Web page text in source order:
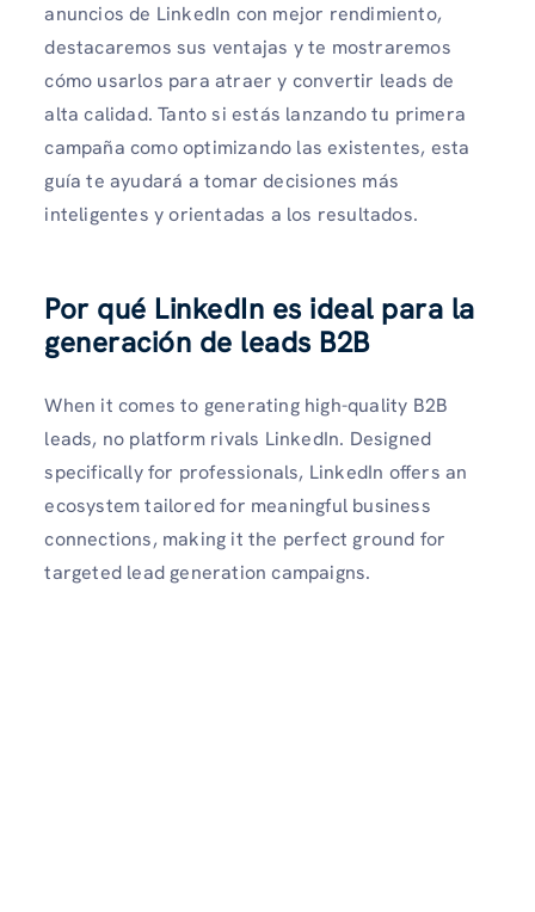
anuncios de LinkedIn con mejor rendimiento,
destacaremos sus ventajas y te mostraremos
cómo usarlos para atraer y convertir leads de
alta calidad. Tanto si estás lanzando tu primera
campaña como optimizando las existentes, esta
guía te ayudará a tomar decisiones más
inteligentes y orientadas a los resultados.
Por qué LinkedIn es ideal para la
generación de leads B2B
When it comes to generating high-quality B2B
leads, no platform rivals LinkedIn. Designed
specifically for professionals, LinkedIn offers an
ecosystem tailored for meaningful business
connections, making it the perfect ground for
targeted lead generation campaigns.